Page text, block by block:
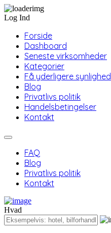
Log Ind
Forside
Dashboard
Seneste virksomheder
Kategorier
Få yderligere synlighed
Blog
Privatlivs politik
Handelsbetingelser
Kontakt
FAQ
Blog
Privatlivs politik
Kontakt
Hvad